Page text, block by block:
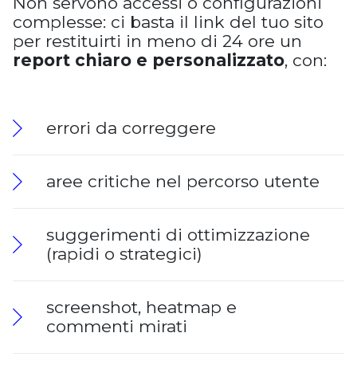
complesse: ci basta il link del tuo sito
per restituirti in meno di 24 ore un
report chiaro e personalizzato, con:
errori da correggere
aree critiche nel percorso utente
suggerimenti di ottimizzazione
(rapidi o strategici)
screenshot, heatmap e
commenti mirati